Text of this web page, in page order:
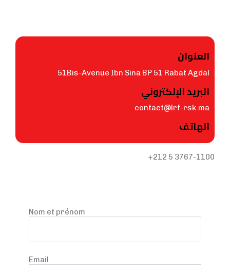
العنوان
51Bis-Avenue Ibn Sina BP 51 Rabat Agdal
البريد الإلكتروني
contact@lrf-rsk.ma
الهاتف
+212 5 3767-1100
Nom et prénom
Email